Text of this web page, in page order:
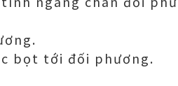
bọt tới đối phương.